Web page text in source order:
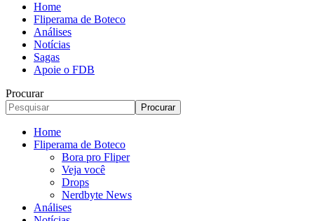
Home
Fliperama de Boteco
Análises
Notícias
Sagas
Apoie o FDB
Procurar
Home
Fliperama de Boteco
Bora pro Fliper
Veja você
Drops
Nerdbyte News
Análises